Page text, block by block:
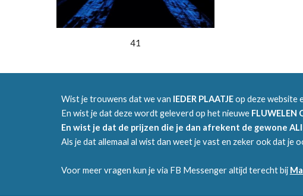
41
Wist je trouwens dat we van IEDER PLAATJEop deze website
En wist je dat deze wordt geleverd op het nieuwe FLUWELEN
En wist je dat de prijzen die je dan afrekent de gewone
Als je dat allemaal al wist dan weet je vast en zeker ook dat je
Voor meer vragen kun je via FB Messenger altijd terecht bij